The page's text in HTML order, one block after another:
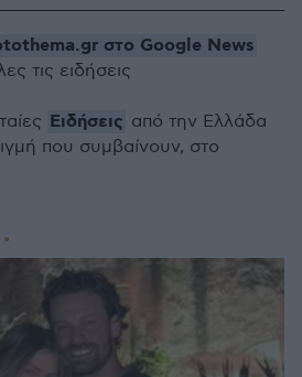
στο Google News
τις ειδήσεις
Ειδήσεις από την Ελλάδα
που συμβαίνουν, στο